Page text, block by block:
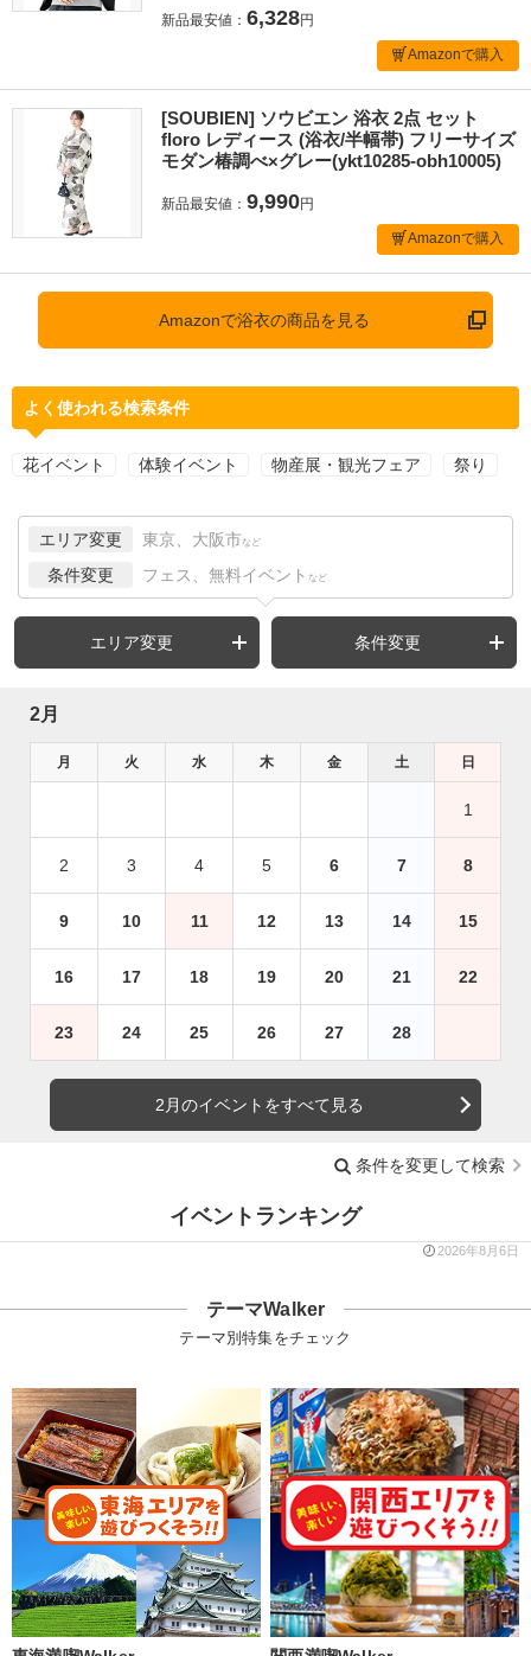
新品最安値： 6,328円
Amazonで購入
[SOUBIEN] ソウビエン 浴衣 2点 セット
floro レディース (浴衣/半幅帯) フリーサイズ
モダン椿調べ×グレー(ykt10285-obh10005)
新品最安値： 9,990円
Amazonで購入
Amazonで浴衣の商品を見る
よく使われる検索条件
花イベント 体験イベント 物産展・観光フェア 祭り
エリア変更 東京、大阪市 など
条件変更 フェス、無料イベント など
エリア変更 条件変更
2月
月 火 水 木 金 土 日
1
2 3 4 5 6 7 8
9 10 11 12 13 14 15
16 17 18 19 20 21 22
23 24 25 26 27 28
2月のイベントをすべて見る
条件を変更して検索
イベントランキング
2026年8月6日
テーマWalker
テーマ別特集をチェック